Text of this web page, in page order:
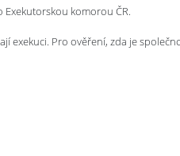
komorou ČR.
Pro ověření, zda je